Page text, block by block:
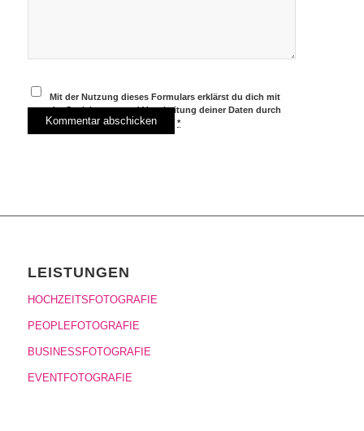
Mit der Nutzung dieses Formulars erklärst du dich mit
der Speicherung und Verarbeitung deiner Daten durch
diese Website einverstanden.*
LEISTUNGEN
HOCHZEITSFOTOGRAFIE
PEOPLEFOTOGRAFIE
BUSINESSFOTOGRAFIE
EVENTFOTOGRAFIE